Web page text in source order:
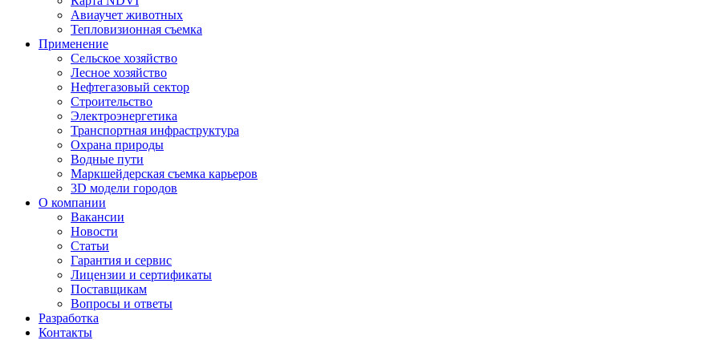
Авиаучет животных
Тепловизионная съемка
Применение
Сельское хозяйство
Лесное хозяйство
Нефтегазовый сектор
Строительство
Электроэнергетика
Транспортная инфраструктура
Охрана природы
Водные пути
Маркшейдерская съемка карьеров
3D модели городов
О компании
Вакансии
Новости
Статьи
Гарантия и сервис
Лицензии и сертификаты
Поставщикам
Вопросы и ответы
Разработка
Контакты